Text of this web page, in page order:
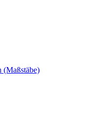
(Maßstäbe)